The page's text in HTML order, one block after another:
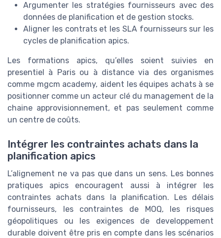
Argumenter les stratégies fournisseurs avec des
données de planification et de gestion stocks.
Aligner les contrats et les SLA fournisseurs sur les
cycles de planification apics.
Les formations apics, qu’elles soient suivies en
presentiel à Paris ou à distance via des organismes
comme mgcm academy, aident les équipes achats à se
positionner comme un acteur clé du management de la
chaine approvisionnement, et pas seulement comme
un centre de coûts.
Intégrer les contraintes achats dans la
planification apics
L’alignement ne va pas que dans un sens. Les bonnes
pratiques apics encouragent aussi à intégrer les
contraintes achats dans la planification. Les délais
fournisseurs, les contraintes de MOQ, les risques
géopolitiques ou les exigences de developpement
durable doivent être pris en compte dans les scénarios